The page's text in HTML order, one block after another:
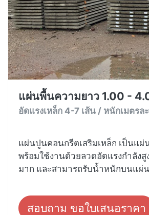
แผ่นพื้นความยาว 1.00 -
อัดแรงเหล็ก 4-7 เส้น / หนักเมตรล
แผ่นปูนคอนกรีตเสริมเหล็ก เป็นแ
พร้อมใช้งานด้วยลวดอัดแรงกำลัง
มาก และสามารถรับน้ำหนักบนแผ่
สอบถาม ขอใบเสนอราคา